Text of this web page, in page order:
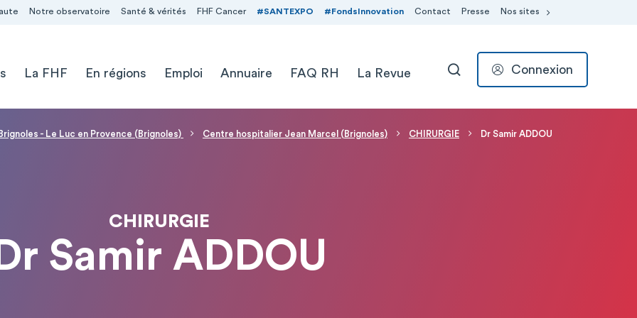
Notre observatoire Santé & vérités FHF Cancer #SANTEXPO #FondsInnovation Contact Presse Nos sites
La FHF En régions Emploi Annuaire FAQ RH La Revue RECHERCHER
Connexion
- Le Luc en Provence (Brignoles) Centre hospitalier Jean Marcel (Brignoles) CHIRURGIE Dr Samir ADDOU
CHIRURGIE
Dr Samir ADDOU